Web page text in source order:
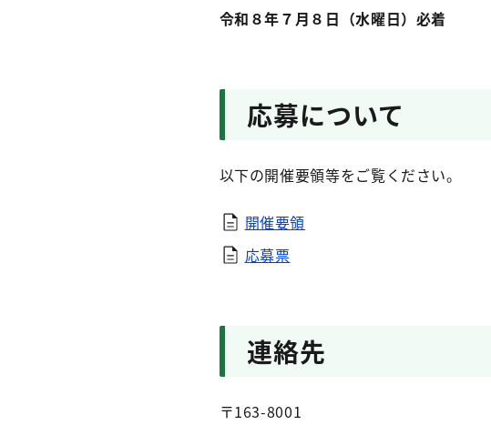
令和８年７月８日（水曜日）必着
応募について
以下の開催要領等をご覧ください。
開催要領
応募票
連絡先
〒163-8001